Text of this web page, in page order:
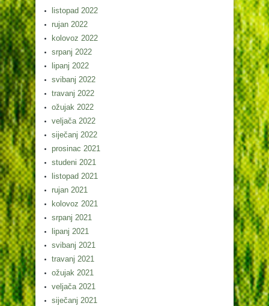
listopad 2022
rujan 2022
kolovoz 2022
srpanj 2022
lipanj 2022
svibanj 2022
travanj 2022
ožujak 2022
veljača 2022
siječanj 2022
prosinac 2021
studeni 2021
listopad 2021
rujan 2021
kolovoz 2021
srpanj 2021
lipanj 2021
svibanj 2021
travanj 2021
ožujak 2021
veljača 2021
siječanj 2021